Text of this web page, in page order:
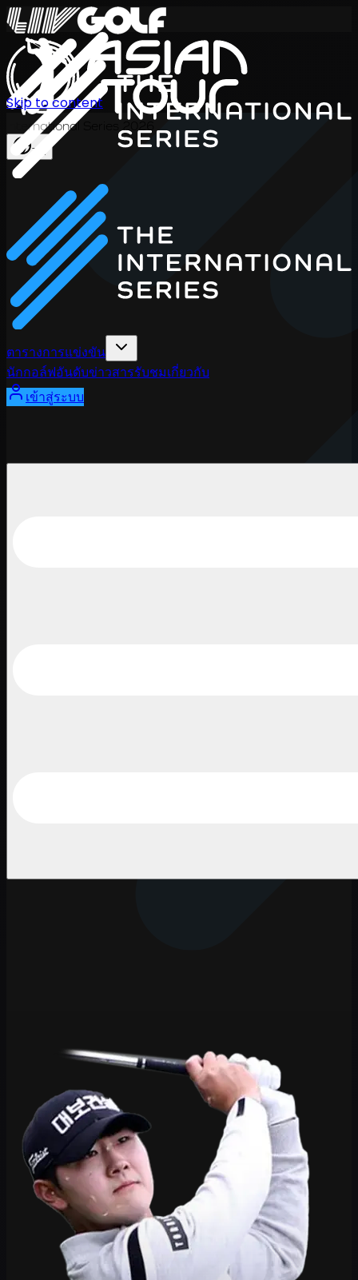
International Series 2026
TH
ตารางการแข่งขัน
นักกอล์ฟอันดับข่าวสารรับชมเกี่ยวกับ
เข้าสู่ระบบ
Skip to content